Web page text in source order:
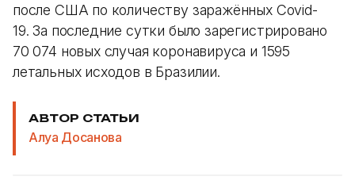
после США по количеству заражённых Covid-
19. За последние сутки было зарегистрировано
70 074 новых случая коронавируса и 1595
летальных исходов в Бразилии.
АВТОР СТАТЬИ
Алуа Досанова